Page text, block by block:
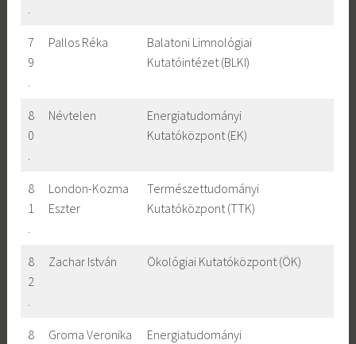
.
7
9
.
Pallos Réka
Balatoni Limnológiai
Kutatóintézet (BLKI)
8
0
.
Névtelen
Energiatudományi
Kutatóközpont (EK)
8
1
.
London-Kozma
Eszter
Természettudományi
Kutatóközpont (TTK)
8
2
.
Zachar István Ökológiai Kutatóközpont (ÖK)
8
Groma Veronika
Energiatudományi